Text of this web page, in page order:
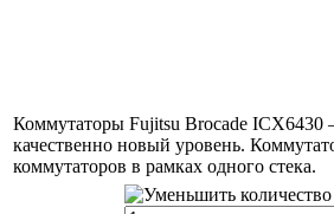
Коммутаторы Fujitsu Brocade ICX6430
качественно новый уровень.
коммутаторов в рамках одного стека.